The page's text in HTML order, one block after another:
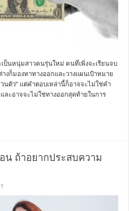
ป็นหนุ่มสาวคนรุ่นใหม่ คนที่เพิ่งจะเรียนจบ
งก็มองหาทางออกและวางแผนเป้าหมาย
นตัว” แต่คำตอบเหล่านี้ก็อาจจะไม่ใช่คำ
ะอาจจะไม่ใช่ทางออกสุดท้ายในการ
น ถ้าอยากประสบความ